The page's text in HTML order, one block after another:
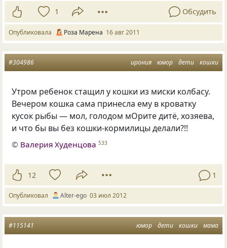
1 Обсудить
Опубликовала Роза Марена 16 авг 2011
ирония юмор дети кошки
#304986
Утром ребенок стащил у кошки из миски колбасу.
Вечером кошка сама принесла ему в кроватку
кусок рыбы — мол, голодом мОрите дитё, хозяева,
и что бы вы без кошки-кормилицы делали?!!
© Валерия Худенцова 533
12 1
Опубликовал Alter-ego 03 июл 2012
юмор дети кошки мама
#115141